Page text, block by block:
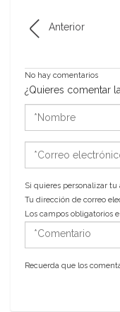
Anterior
No hay comentarios
¿Quieres comentar
electrónico
Si quieres personalizar tu
Tu dirección de correo
Los campos obligatorios
*Comentario
Recuerda que los